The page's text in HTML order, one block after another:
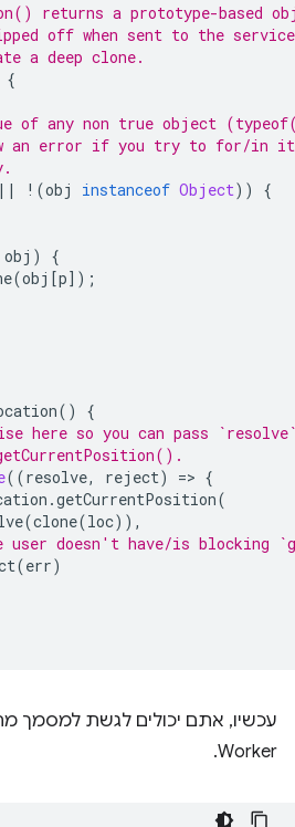
returns a prototype-based
off when sent to the
a deep clone.
{
of any non true object
an error if you try to for/in
|| ! (obj instanceof Object))
{
obj )
{
(obj [p]);
()
{
here so you can pass
((resolve, reject) => {
.getCurrentPosition(
(clone(loc)),
doesn't have/is blocking
(err)
Worker.